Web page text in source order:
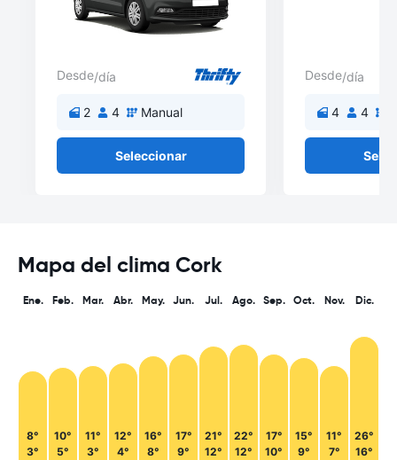
Desde/día
2 4 Manual
Seleccionar
Desde/día
4 4
Mapa del clima Cork
Ene.
8°
3°
Feb.
10°
5°
Mar.
11°
3°
Abr.
12°
4°
May.
16°
8°
Jun.
17°
9°
Jul.
21°
12°
Ago.
22°
12°
Sep.
17°
10°
Oct.
15°
9°
Nov.
11°
7°
Dic.
26°
16°